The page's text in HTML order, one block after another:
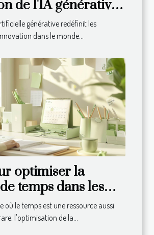
de l'IA générative
entreprises
générative redéfinit les
dans le monde...
optimiser la
temps dans les
où le temps est une ressource aussi
l'optimisation de la...